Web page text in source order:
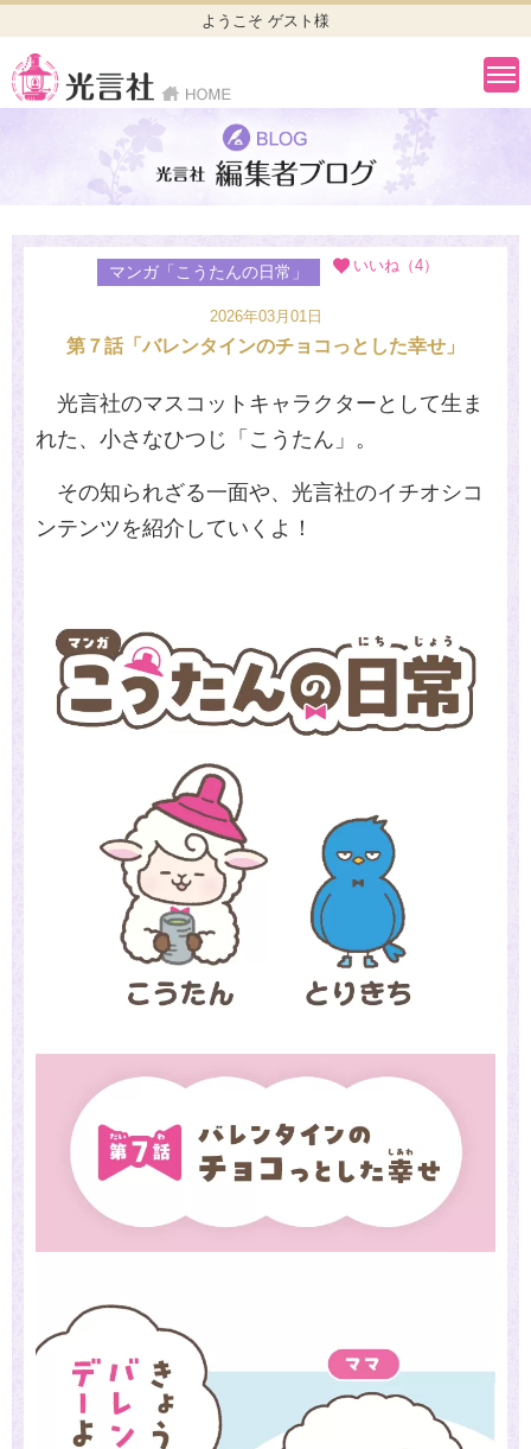
ようこそ ゲスト様
マンガ「こうたんの日常」 いいね（4）
2026年03月01日
第７話「バレンタインのチョコっとした幸せ」
光言社のマスコットキャラクターとして生ま
れた、小さなひつじ「こうたん」。
その知られざる一面や、光言社のイチオシコ
ンテンツを紹介していくよ！